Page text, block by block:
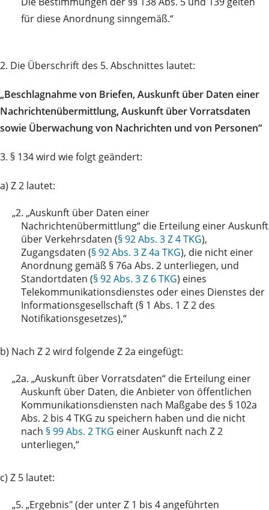
für diese Anordnung sinngemäß.“
2. Die Überschrift des 5. Abschnittes lautet:
„Beschlagnahme von Briefen, Auskunft über Daten einer
Nachrichtenübermittlung, Auskunft über Vorratsdaten
sowie Überwachung von Nachrichten und von Personen“
3. § 134 wird wie folgt geändert:
a) Z 2 lautet:
„2. „Auskunft über Daten einer
Nachrichtenübermittlung“ die Erteilung einer Auskunft
über Verkehrsdaten (§ 92 Abs. 3 Z 4 TKG),
Zugangsdaten (§ 92 Abs. 3 Z 4a TKG), die nicht einer
Anordnung gemäß § 76a Abs. 2 unterliegen, und
Standortdaten (§ 92 Abs. 3 Z 6 TKG) eines
Telekommunikationsdienstes oder eines Dienstes der
Informationsgesellschaft (§ 1 Abs. 1 Z 2 des
Notifikationsgesetzes),“
b) Nach Z 2 wird folgende Z 2a eingefügt:
„2a. „Auskunft über Vorratsdaten“ die Erteilung einer
Auskunft über Daten, die Anbieter von öffentlichen
Kommunikationsdiensten nach Maßgabe des § 102a
Abs. 2 bis 4 TKG zu speichern haben und die nicht
nach § 99 Abs. 2 TKG einer Auskunft nach Z 2
unterliegen,“
c) Z 5 lautet:
„5. „Ergebnis" (der unter Z 1 bis 4 angeführten